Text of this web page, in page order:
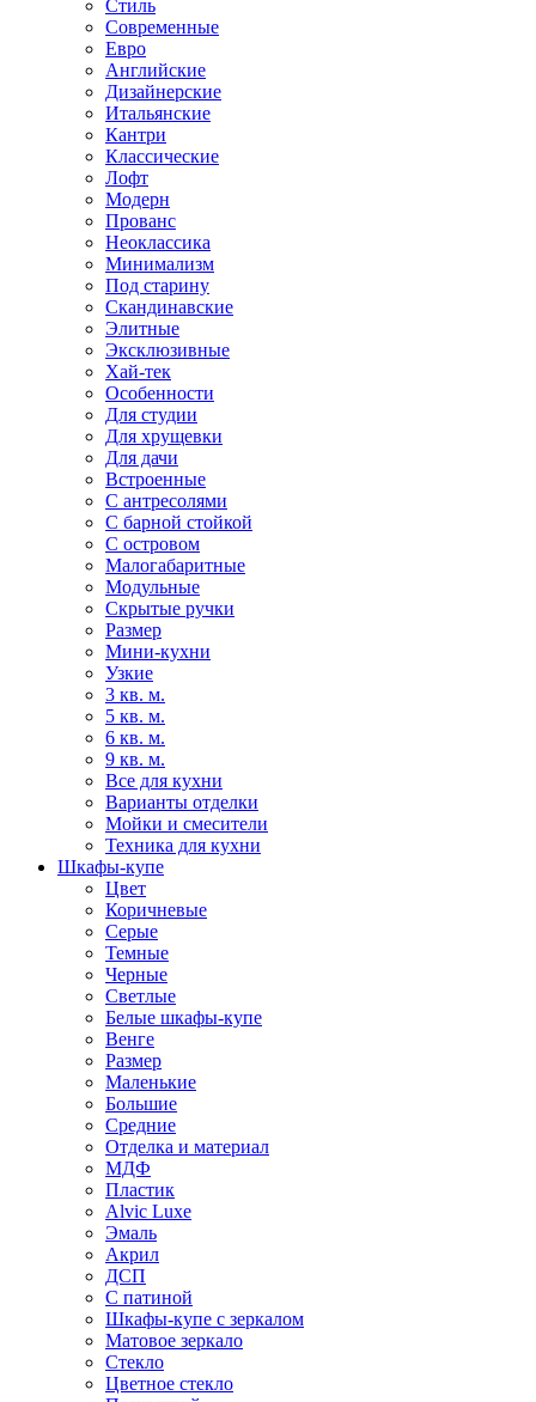
Стиль
Современные
Евро
Английские
Дизайнерские
Итальянские
Кантри
Классические
Лофт
Модерн
Прованс
Неоклассика
Минимализм
Под старину
Скандинавские
Элитные
Эксклюзивные
Хай-тек
Особенности
Для студии
Для хрущевки
Для дачи
Встроенные
С антресолями
С барной стойкой
С островом
Малогабаритные
Модульные
Скрытые ручки
Размер
Мини-кухни
Узкие
3 кв. м.
5 кв. м.
6 кв. м.
9 кв. м.
Все для кухни
Варианты отделки
Мойки и смесители
Техника для кухни
Шкафы-купе
Цвет
Коричневые
Серые
Темные
Черные
Светлые
Белые шкафы-купе
Венге
Размер
Маленькие
Большие
Средние
Отделка и материал
МДФ
Пластик
Alvic Luxe
Эмаль
Акрил
ДСП
С патиной
Шкафы-купе с зеркалом
Матовое зеркало
Стекло
Цветное стекло